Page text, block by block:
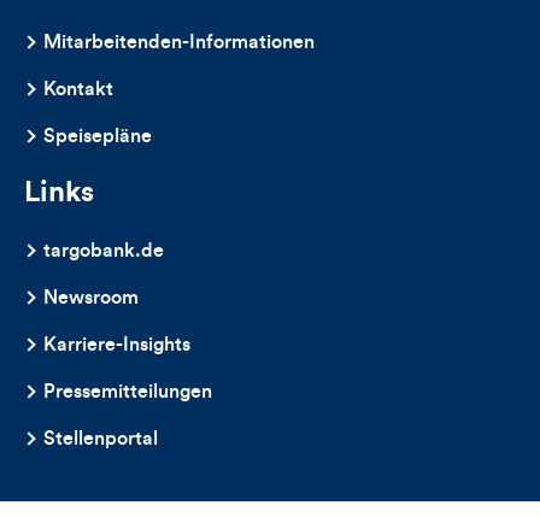
Mitarbeitenden-Informationen
Kontakt
Speisepläne
Links
targobank.de
Newsroom
Karriere-Insights
Pressemitteilungen
Stellenportal